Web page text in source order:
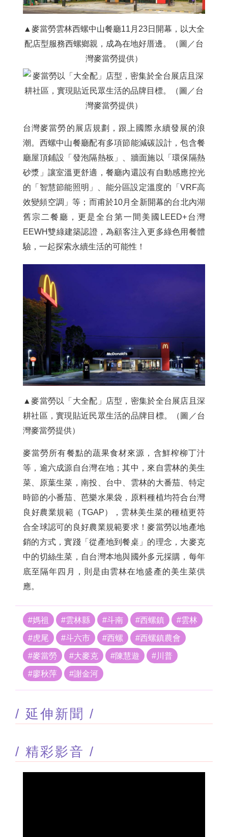
▲麥當勞雲林西螺中山餐廳11月23日開幕，以大全
配店型服務西螺鄉親，成為在地好厝邊。（圖／台
灣麥當勞提供）
台灣麥當勞的展店規劃，跟上國際永續發展的浪
潮。西螺中山餐廳配有多項節能減碳設計，包含餐
廳屋頂鋪設「發泡隔熱板」、牆面施以「環保隔熱
砂漿」讓室溫更舒適，餐廳內還設有自動感應控光
的「智慧節能照明」、能分區設定溫度的「VRF高
效變頻空調」等；而甫於10月全新開幕的台北內湖
舊宗二餐廳，更是全台第一間美國LEED+台灣
EEWH雙綠建築認證，為顧客注入更多綠色用餐體
驗，一起探索永續生活的可能性！
▲麥當勞以「大全配」店型，密集於全台展店且深
耕社區，實現貼近民眾生活的品牌目標。（圖／台
灣麥當勞提供）
麥當勞所有餐點的蔬果食材來源，含鮮榨柳丁汁
等，逾六成源自台灣在地；其中，來自雲林的美生
菜、原葉生菜，南投、台中、雲林的大番茄、特定
時節的小番茄、芭樂水果袋，原料種植均符合台灣
良好農業規範（TGAP），雲林美生菜的種植更符
合全球認可的良好農業規範要求！麥當勞以地產地
銷的方式，實踐「從產地到餐桌」的理念，大麥克
中的切絲生菜，自台灣本地與國外多元採購，每年
底至隔年四月，則是由雲林在地盛產的美生菜供
應。
#媽祖 #雲林縣 #斗南 #西螺鎮
#雲林
#虎尾
#斗六市 #西螺
#西螺鎮農會
#麥當勞
#大麥克 #陳慧遊
#川普
#廖秋萍
#謝金河
/ 延伸新聞 /
/ 精彩影音 /